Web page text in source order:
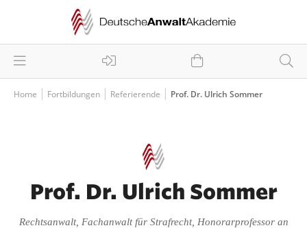
Home Fortbildungen Referierende Prof. Dr. Ulrich Sommer
Prof. Dr. Ulrich Sommer
Rechtsanwalt, Fachanwalt für Strafrecht, Honorarprofessor an